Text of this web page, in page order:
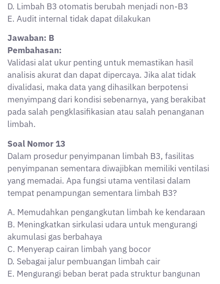
A. Memudahkan pengangkutan limbah ke kendaraan
B. Meningkatkan sirkulasi udara untuk mengurangi
akumulasi gas berbahaya
C. Menyerap cairan limbah yang bocor
D. Sebagai jalur pembuangan limbah cair
E. Mengurangi beban berat pada struktur bangunan
Jawaban: B
Pembahasan:
Ventilasi yang memadai dalam TPS Limbah B3
berfungsi untuk menjaga sirkulasi udara sehingga gas
berbahaya tidak terakumulasi dan menimbulkan risiko
ledakan atau keracunan. Ini sesuai prinsip K3 dalam
pengelolaan limbah B3.
Soal Nomor 14
Dalam pelaporan pengelolaan limbah B3, salah satu
dokumen penting yang harus disusun oleh perusahaan
secara berkala adalah laporan manifest bulanan.
Tujuan utama dari laporan manifest bulanan ini
adalah?
A. Untuk menunjukkan jumlah limbah yang telah
dijual